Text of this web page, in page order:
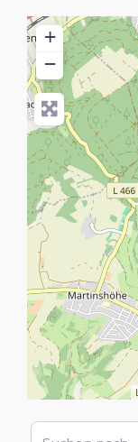
+
−
Suchen nach